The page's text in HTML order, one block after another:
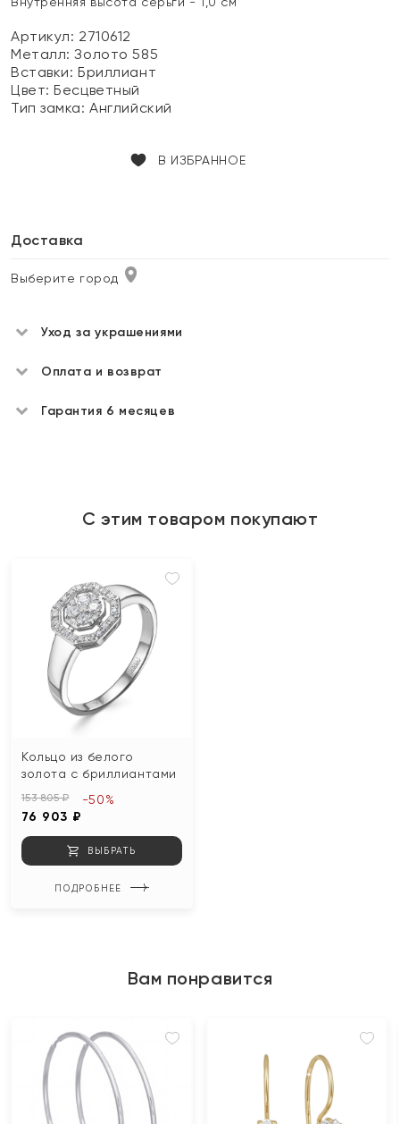
Артикул: 2710612
Металл:Золото 585
Вставки:Бриллиант
Цвет:Бесцветный
Тип замка:Английский
В ИЗБРАННОЕ
Доставка
Выберите город
Уход за украшениями
Оплата и возврат
Гарантия 6 месяцев
С этим товаром покупают
Кольцо из белого
золота с бриллиантами
153 805 ₽
76 903 ₽
-50%
ВЫБРАТЬ
ПОДРОБНЕЕ
Вам понравится